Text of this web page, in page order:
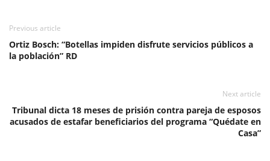
Previous article
Ortiz Bosch: “Botellas impiden disfrute servicios públicos a
la población” RD
Next article
Tribunal dicta 18 meses de prisión contra pareja de esposos
acusados de estafar beneficiarios del programa “Quédate en
Casa”